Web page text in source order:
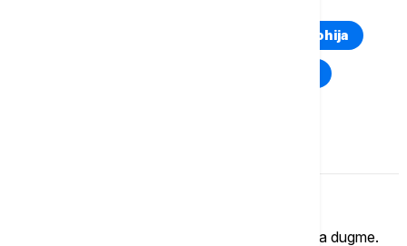
Kosovo i Metohija
Ukoliko želite da ostavite komentar, kliknite na dugme.